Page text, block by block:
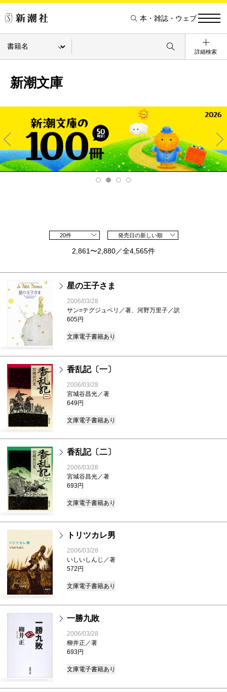
本・雑誌・ウェブ
詳細検索
新潮文庫
Pre
v
Ne
xt
20件 発売日の新しい順
2,861〜2,880／全4,565件
星の王子さま
2006/03/28
サン=テグジュペリ／著、河野万里子／訳
605円
文庫電子書籍あり
香乱記〔一〕
2006/03/28
宮城谷昌光／著
649円
文庫電子書籍あり
香乱記〔二〕
2006/03/28
宮城谷昌光／著
693円
文庫電子書籍あり
トリツカレ男
2006/03/28
いしいしんじ／著
572円
文庫電子書籍あり
一勝九敗
2006/03/28
柳井正／著
693円
文庫電子書籍あり